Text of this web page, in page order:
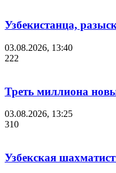
Узбекистанца,
03.08.2026, 13:40
222
Треть миллиона
03.08.2026, 13:25
310
Узбекская